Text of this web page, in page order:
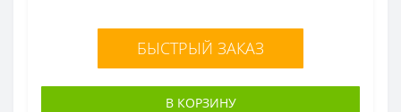
БЫСТРЫЙ ЗАКАЗ
В КОРЗИНУ